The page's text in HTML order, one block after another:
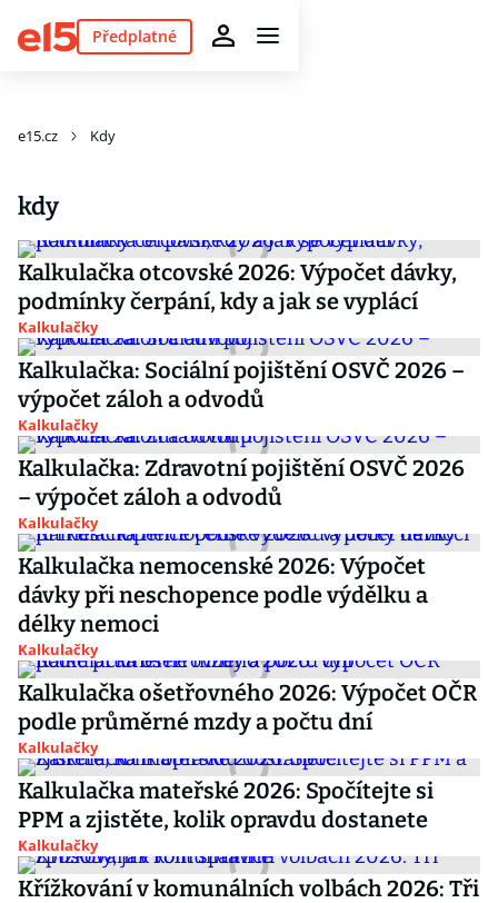
Předplatné
e15.cz Kdy
kdy
Kalkulačka otcovské 2026: Výpočet dávky,
podmínky čerpání, kdy a jak se vyplácí
Kalkulačky
Kalkulačka: Sociální pojištění OSVČ 2026 –
výpočet záloh a odvodů
Kalkulačky
Kalkulačka: Zdravotní pojištění OSVČ 2026
– výpočet záloh a odvodů
Kalkulačky
Kalkulačka nemocenské 2026: Výpočet
dávky při neschopence podle výdělku a
délky nemoci
Kalkulačky
Kalkulačka ošetřovného 2026: Výpočet OČR
podle průměrné mzdy a počtu dní
Kalkulačky
Kalkulačka mateřské 2026: Spočítejte si
PPM a zjistěte, kolik opravdu dostanete
Kalkulačky
Křížkování v komunálních volbách 2026: Tři